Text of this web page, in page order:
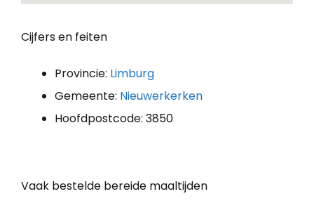
Cijfers en feiten
Provincie: Limburg
Gemeente: Nieuwerkerken
Hoofdpostcode: 3850
Vaak bestelde bereide maaltijden